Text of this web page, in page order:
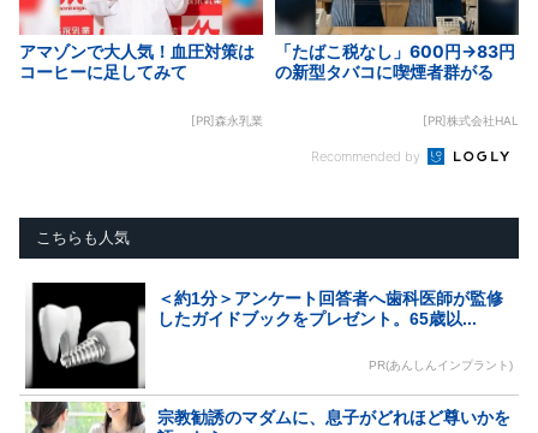
アマゾンで大人気！血圧対策は
コーヒーに足してみて
[PR]森永乳業
「たばこ税なし」600円→83円
の新型タバコに喫煙者群がる
[PR]株式会社HAL
Recommended by
こちらも人気
＜約1分＞アンケート回答者へ歯科医師が監修
したガイドブックをプレゼント。65歳以...
PR(あんしんインプラント)
宗教勧誘のマダムに、息子がどれほど尊いかを